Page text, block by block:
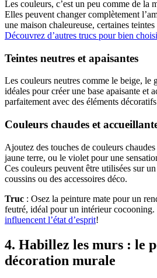
Les couleurs, c’est un peu comme de la
Elles peuvent changer complètement
une maison chaleureuse, certaines
Découvrez d’autres trucs pour bien
Teintes neutres et apaisantes
Les couleurs neutres comme le beige, le
idéales pour créer une base apaisante et
parfaitement avec des éléments
Couleurs chaudes et
Ajoutez des touches de couleurs
jaune terre, ou le violet pour une
Ces couleurs peuvent être utilisées sur
coussins ou des accessoires déco.
Truc : Osez la peinture mate pour un
feutré, idéal pour un intérieur cocooning.
influencent l’état d’esprit!
4. Habillez les murs : le
décoration murale